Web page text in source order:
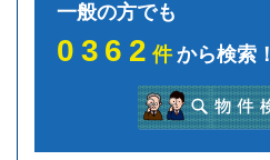
一般の方でも
0362件から検索！